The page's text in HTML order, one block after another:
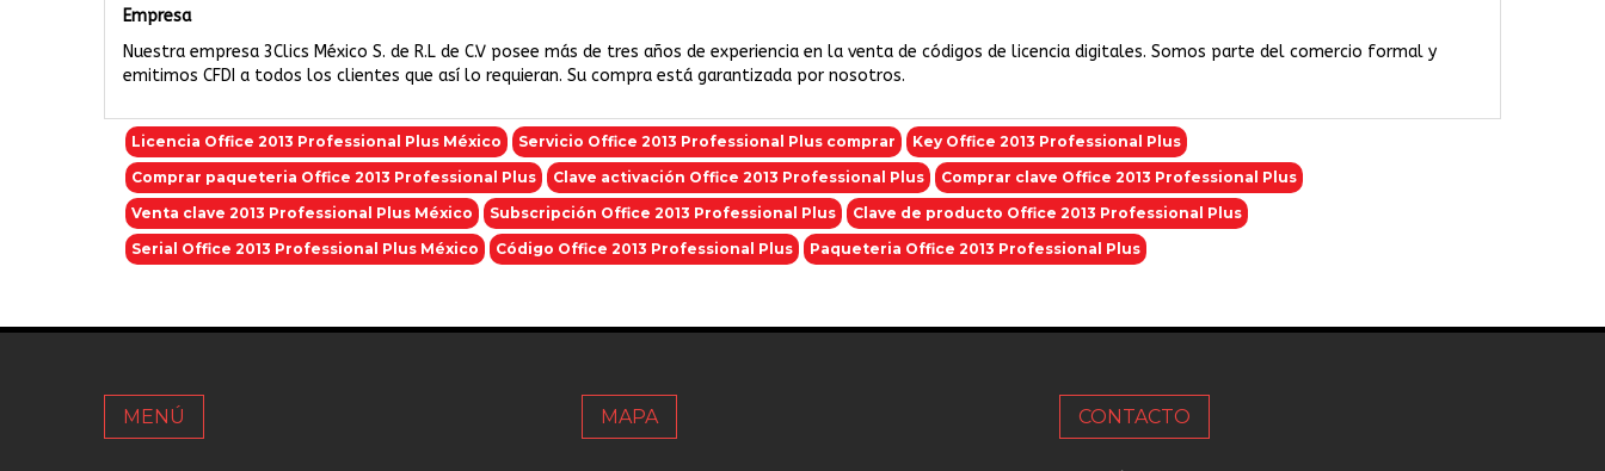
Empresa
Nuestra empresa 3Clics México S. de R.L de C.V posee más de tres años de experiencia en la venta de códigos de licencia digitales. Somos parte del comercio formal y
emitimos CFDI a todos los clientes que así lo requieran. Su compra está garantizada por nosotros.
Licencia Office 2013 Professional Plus México Servicio Office 2013 Professional Plus comprar
Key Office 2013 Professional Plus
Comprar paqueteria Office 2013 Professional Plus
Clave activación Office 2013 Professional Plus
Comprar clave Office 2013 Professional Plus
Venta clave 2013 Professional Plus México
Subscripción Office 2013 Professional Plus
Clave de producto Office 2013 Professional Plus
Serial Office 2013 Professional Plus México
Código Office 2013 Professional Plus Paqueteria Office 2013 Professional Plus
MENÚ MAPA CONTACTO